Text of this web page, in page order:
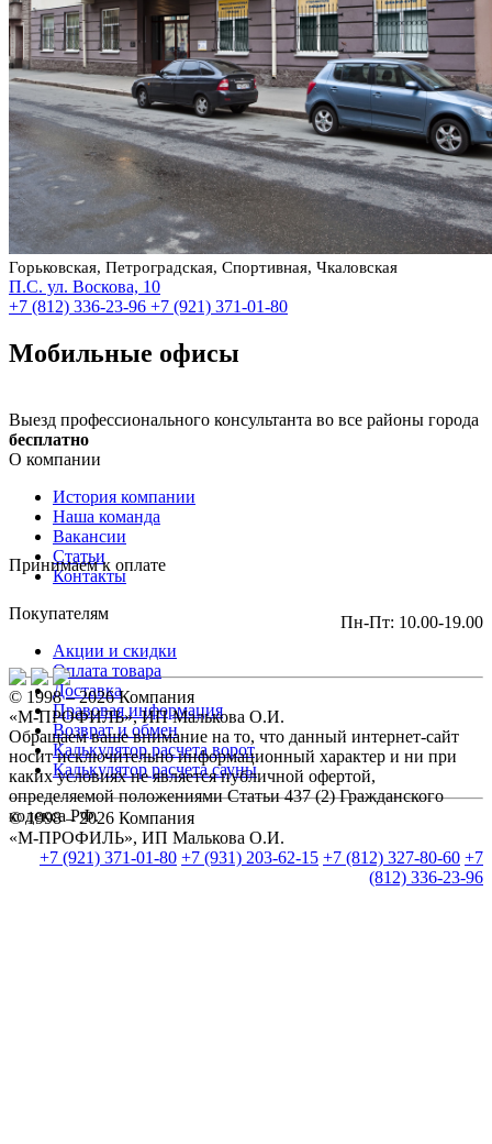
Горьковская, Петроградская, Спортивная, Чкаловская
П.С. ул. Воскова, 10
+7 (812) 336-23-96 +7 (921) 371-01-80
Мобильные офисы
Выезд профессионального консультанта во все районы города
бесплатно
О компании
История компании
Наша команда
Вакансии
Статьи
Контакты
Покупателям
Акции и скидки
Оплата товара
Доставка
Правовая информация
Возврат и обмен
Калькулятор расчета ворот
Калькулятор расчета сауны
© 1998 – 2026 Компания
«М-ПРОФИЛЬ», ИП Малькова О.И.
+7 (921) 371-01-80 +7 (931) 203-62-15 +7 (812) 327-80-60 +7
(812) 336-23-96
Принимаем к оплате
Пн-Пт: 10.00-19.00
© 1998 – 2026 Компания
«М-ПРОФИЛЬ», ИП Малькова О.И.
Обращаем ваше внимание на то, что данный интернет-сайт
носит исключительно информационный характер и ни при
каких условиях не является публичной офертой,
определяемой положениями Статьи 437 (2) Гражданского
кодекса РФ.